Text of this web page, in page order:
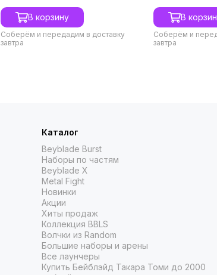
В корзину
Соберём и передадим в доставку
завтра
В
Соберём и
завтра
Каталог
Beyblade Burst
Наборы по частям
Beyblade X
Metal Fight
Новинки
Акции
Хиты продаж
Коллекция BBLS
Волчки из Random
Большие наборы и арены
Все лаунчеры
Купить Бейблэйд Такара Томи до 2000